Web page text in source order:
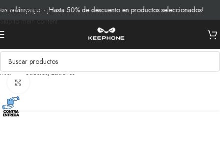
Skip to navigation
Skip to main content
relámpago - ¡Hasta 50% de descuento en productos seleccionados!
Inicio/Productos/Estuches